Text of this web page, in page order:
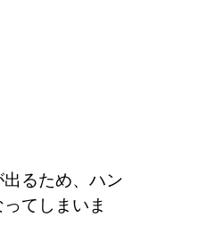
るため、ハン
てしまいま